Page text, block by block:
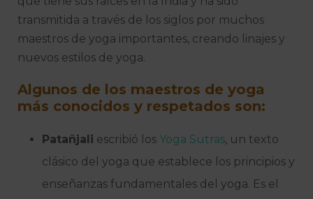
transmitida a través de los siglos por muchos
maestros de yoga importantes, creando linajes y
nuevos estilos de yoga.
Algunos de los maestros de yoga
más conocidos y respetados son:
Patañjali escribió los Yoga Sutras, un texto
clásico del yoga que establece los principios y
enseñanzas fundamentales del yoga. Es el